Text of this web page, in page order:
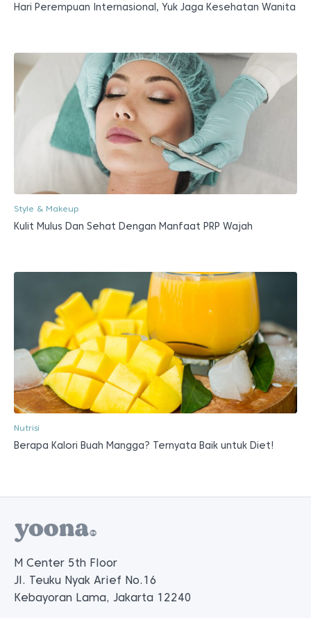
Hari Perempuan Internasional, Yuk Jaga Kesehatan Wanita
Style & Makeup
Kulit Mulus Dan Sehat Dengan Manfaat PRP Wajah
Nutrisi
Berapa Kalori Buah Mangga? Ternyata Baik untuk Diet!
M Center 5th Floor
Jl. Teuku Nyak Arief No.16
Kebayoran Lama, Jakarta 12240